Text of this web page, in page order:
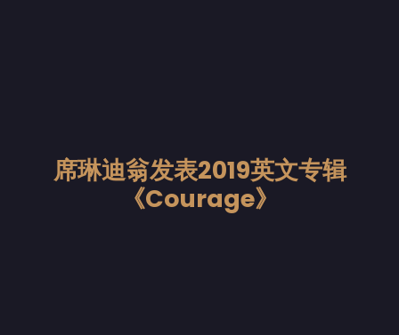
席琳迪翁发表2019英文专辑
《Courage》